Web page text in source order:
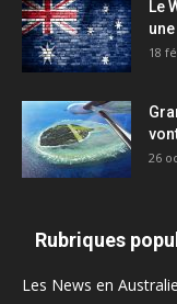
Le
18
26
Rubriques
Les News en Australie